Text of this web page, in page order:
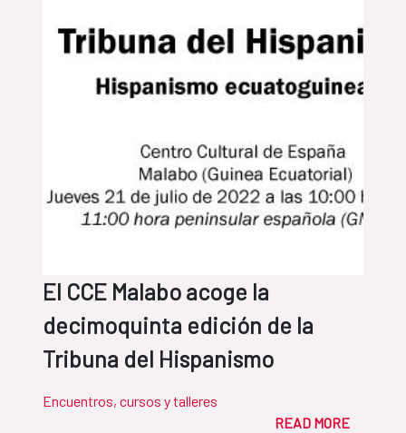
El CCE Malabo acoge la
decimoquinta edición de la
Tribuna del Hispanismo
Encuentros, cursos y talleres
READ MORE